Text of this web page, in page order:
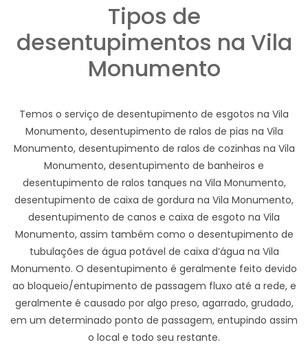
Tipos de
desentupimentos na Vila
Monumento
Temos o serviço de desentupimento de esgotos na Vila
Monumento, desentupimento de ralos de pias na Vila
Monumento, desentupimento de ralos de cozinhas na Vila
Monumento, desentupimento de banheiros e
desentupimento de ralos tanques na Vila Monumento,
desentupimento de caixa de gordura na Vila Monumento,
desentupimento de canos e caixa de esgoto na Vila
Monumento, assim também como o desentupimento de
tubulações de água potável de caixa d’água na Vila
Monumento. O desentupimento é geralmente feito devido
ao bloqueio/entupimento de passagem fluxo até a rede, e
geralmente é causado por algo preso, agarrado, grudado,
em um determinado ponto de passagem, entupindo assim
o local e todo seu restante.